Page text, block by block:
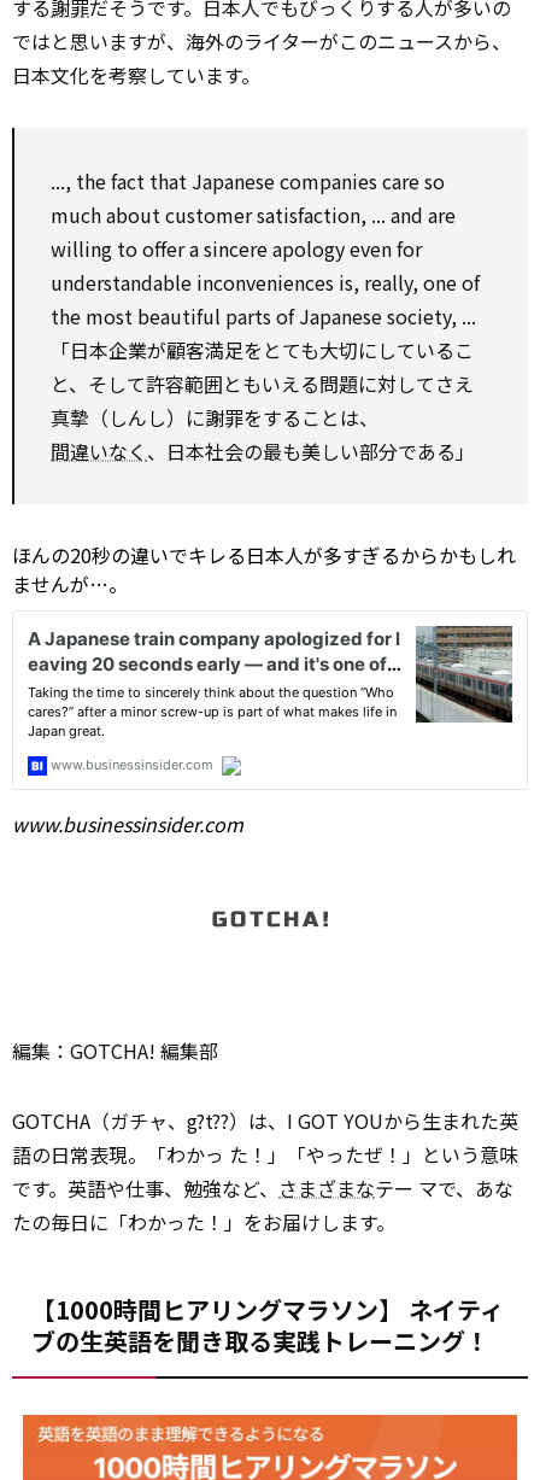
する謝罪だそうです。日本人でもびっくりする人が多いの
ではと思いますが、海外のライターがこのニュースから、
日本文化を考察しています。
..., the fact that Japanese companies careso
much about customer satisfaction, ... and are
willing tooffera sincere apologyevenfor
understandable inconveniences is, really, one of
the most beautiful parts of Japanese society, ...
「日本企業が顧客満足をとても大切にしているこ
と、そして許容範囲ともいえる問題に対してさえ
真摯（しんし）に謝罪をすることは、
間違いなく 、日本社会の最も美しい部分である」
ほんの20秒の違いでキレる日本人が多すぎるからかもしれ
ませんが…。
www.businessinsider.com
編集：GOTCHA! 編集部
GOTCHA（ガチャ、g?t??）は、I GOT YOUから生まれた英
語の日常表現。「わかっ た！」「やったぜ！」という意味
です。英語や仕事、勉強など、 さまざまなテー マで、あな
たの毎日に「わかった！」をお届けします。
【1000時間ヒアリングマラソン】 ネイティ
ブの生英語を聞き取る実践トレーニング！